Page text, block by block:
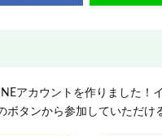
アカウントを作りました！
タンから参加していただけ